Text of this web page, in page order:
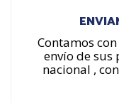
Contamos
envío de
nacional ,